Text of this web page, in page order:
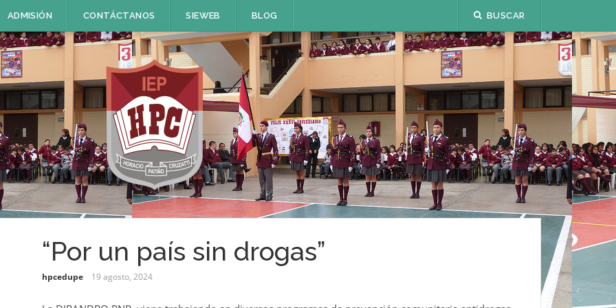
ADMISIÓN CONTÁCTANOS SIEWEB BLOG BUSCAR
“Por un país sin drogas”
hpcedupe 19 agosto, 2024